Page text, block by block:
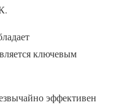
ключевым
эффективен